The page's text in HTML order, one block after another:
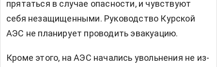
прятаться в случае опасности, и чувствуют
себя незащищенными. Руководство Курской
АЭС не планирует проводить эвакуацию.
Кроме этого, на АЭС начались увольнения не из-